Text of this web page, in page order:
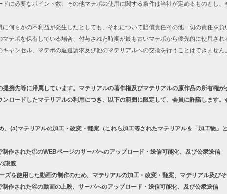
に必要なポイント数、その他マテポの使用に関する条件は当社が定めるものとし
何らかの不利益が発生したとしても、それについて賠償責任その他一切の責任を負
テポを保有している場合、付与された時期が最も古いマテポから優先的に使用され
ャンセル、マテポの返還請求及び他のマテリアルへの交換を行うことはできません。
携先等に帰属しています。マテリアルの著作権及びマテリアルの原作品の所有権が
ロードしたマテリアルの利用につき、以下の範囲に限定して、会員に許諾します。
(a)マテリアルの加工・改変・翻案（これら加工等されたマテリアルを「加工物」
作された①のWEBページのサーバへのアップロード・送信可能化、及び公衆送信
譲渡
使用した動画の制作のため、マテリアルの加工・改変・翻案、マテリアル及びそ
作された④の動画の上映、サーバへのアップロード・送信可能化、及び公衆送信